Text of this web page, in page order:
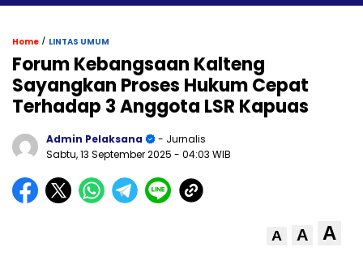
Home / LINTAS UMUM
Forum Kebangsaan Kalteng
Sayangkan Proses Hukum Cepat
Terhadap 3 Anggota LSR Kapuas
Admin Pelaksana
- Jurnalis
Sabtu, 13 September 2025 - 04:03 WIB
A A A